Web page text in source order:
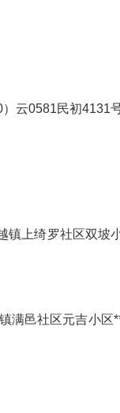
云0581民初4131
镇上绮罗社区双坡
满邑社区元吉小区